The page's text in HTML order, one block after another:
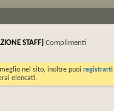
STAFF] Complimenti
nel sito, inoltre puoi registrarti
elencati.